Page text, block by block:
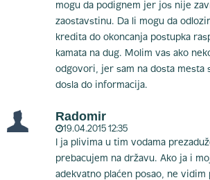
mogu da podignem jer jos nije
zaostavstinu. Da li mogu da
kredita do okoncanja postupka
kamata na dug. Molim vas ako
odgovori, jer sam na dosta mesta
dosla do informacija.
Radomir
19.04.2015 12:35
I ja plivima u tim vodama
prebacujem na državu. Ako ja i
adekvatno plaćen posao, ne vidim